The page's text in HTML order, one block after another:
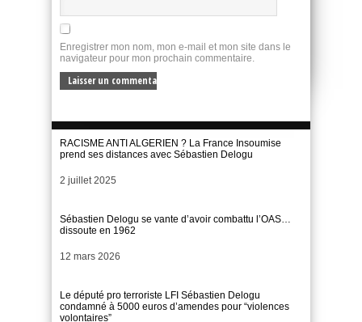
Enregistrer mon nom, mon e-mail et mon site dans le
navigateur pour mon prochain commentaire.
RACISME ANTI ALGERIEN ? La France Insoumise
prend ses distances avec Sébastien Delogu
Date
2 juillet 2025
Sébastien Delogu se vante d’avoir combattu l’OAS…
dissoute en 1962
Date
12 mars 2026
Le député pro terroriste LFI Sébastien Delogu
condamné à 5000 euros d’amendes pour “violences
volontaires”